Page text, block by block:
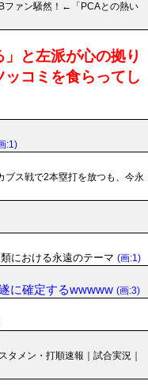
ファン騒然！←「PCAとの熱い
」と左派が心の拠り
コミを食らってし
:1)
ス戦で2本塁打を放つも、今永
における永遠のテーマ (画:1)
に確定するwwwww (画:3)
タメン・打順速報｜試合実況｜